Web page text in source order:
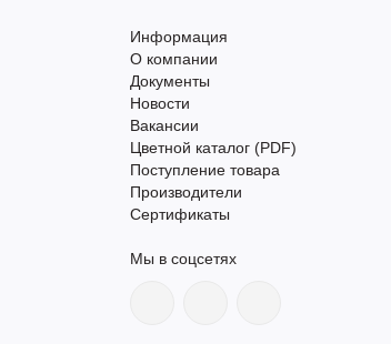
Информация
О компании
Документы
Новости
Вакансии
Цветной каталог (PDF)
Поступление товара
Производители
Сертификаты
Мы в соцсетях